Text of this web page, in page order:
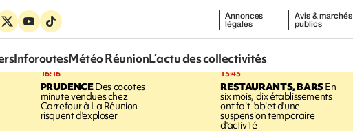
Annonces
légales
Avis & marchés
publics
InforoutesMétéo RéunionL’actu des collectivités
16:16
PRUDENCEDes cocotes
minute vendues chez
Carrefour à La Réunion
risquent d'exploser
15:45
RESTAURANTS, BARSEn
six mois, dix établissements
ont fait l'objet d'une
suspension temporaire
d'activité